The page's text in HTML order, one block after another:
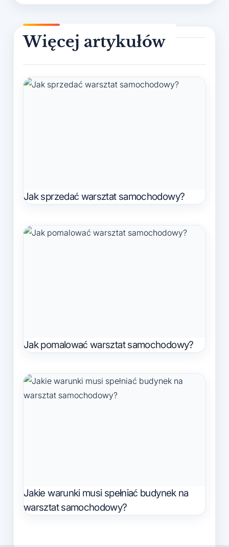
Jak sprzedać warsztat samochodowy?
Jak pomalować warsztat samochodowy?
Jakie warunki musi spełniać budynek na
warsztat samochodowy?